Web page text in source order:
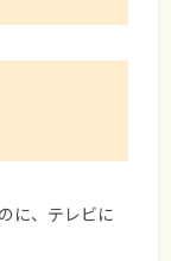
に、テレビに